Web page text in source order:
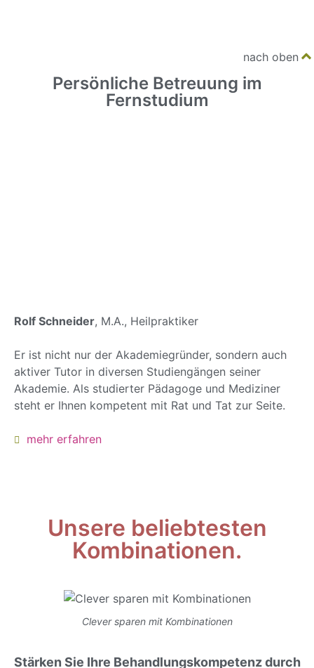
nach oben
Persönliche Betreuung im
Fernstudium
Rolf Schneider, M.A., Heilpraktiker
Er ist nicht nur der Akademiegründer, sondern auch
aktiver Tutor in diversen Studiengängen seiner
Akademie. Als studierter Pädagoge und Mediziner
steht er Ihnen kompetent mit Rat und Tat zur Seite.
mehr erfahren
Unsere beliebtesten
Kombinationen.
Clever sparen mit Kombinationen
Stärken Sie Ihre Behandlungskompetenz durch